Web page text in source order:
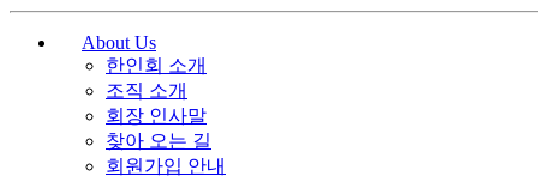
About Us
한인회 소개
조직 소개
회장 인사말
찾아 오는 길
회원가입 안내